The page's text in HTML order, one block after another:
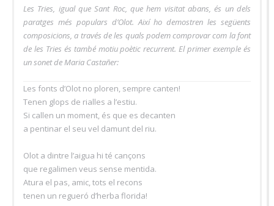
Les Tries, igual que Sant Roc, que hem visitat abans, és un dels
paratges més populars d’Olot. Així ho demostren les següents
composicions, a través de les quals podem comprovar com la font
de les Tries és també motiu poètic recurrent. El primer exemple és
un sonet de Maria Castañer:
Les fonts d’Olot no ploren, sempre canten!
Tenen glops de rialles a l’estiu.
Si callen un moment, és que es decanten
a pentinar el seu vel damunt del riu.
Olot a dintre l’aigua hi té cançons
que regalimen veus sense mentida.
Atura el pas, amic, tots el recons
tenen un regueró d’herba florida!